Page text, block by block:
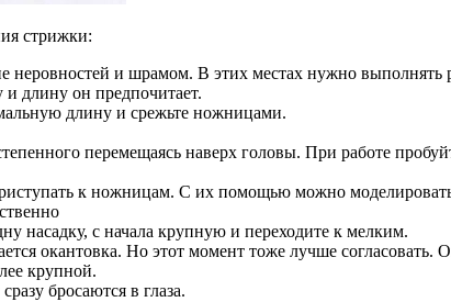
стрижки:
неровностей и шрамом. В этих местах нужно выполнять
длину он предпочитает.
длину и срежьте ножницами.
перемещаясь наверх головы. При работе
к ножницам. С их помощью можно
насадку, с начала крупную и переходите к мелким.
окантовка. Но этот момент тоже лучше
крупной.
бросаются в глаза.